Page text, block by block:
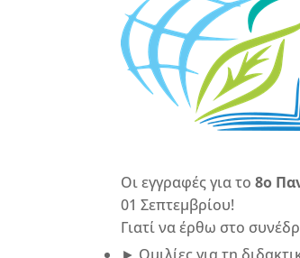
Οι εγγραφές για το8ο
01 Σεπτεμβρίου!
Γιατί να έρθω στο